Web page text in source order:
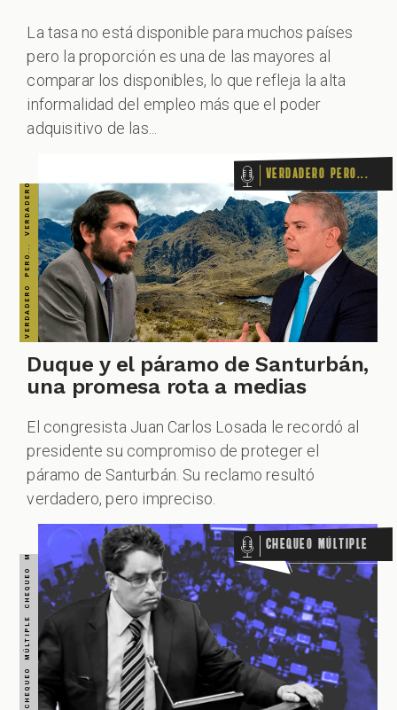
La tasa no está disponible para muchos países
pero la proporción es una de las mayores al
comparar los disponibles, lo que refleja la alta
informalidad del empleo más que el poder
adquisitivo de las...
Verdadero pero...
Duque y el páramo de Santurbán,
una promesa rota a medias
El congresista Juan Carlos Losada le recordó al
presidente su compromiso de proteger el
páramo de Santurbán. Su reclamo resultó
verdadero, pero impreciso.
CHEQUEO MÚLTIPLE CHEQUEO MÚLTIPLE CHEQUEO MÚLTIPLE CHEQUEO MÚLTIPLE CHEQUEO MÚLTIPLE CHEQUEO MÚLTIPLE CHEQUEO MÚLTIPLE Chequeo Múltiple